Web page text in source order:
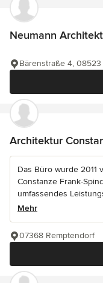
Neumann
Bärenstraße 4, 08523
Architektur
Das Büro wurde 2011
Constanze Frank-
umfassendes
Mehr
07368 Remptendorf